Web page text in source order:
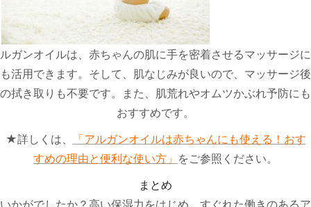
ルガンオイルは、赤ちゃんの肌に手を密着させるマッサージに
も活用できます。そして、肌なじみが良いので、マッサージ後
の拭き取りも不要です。また、肌荒れやオムツかぶれ予防にも
おすすめです。
★詳しくは、
「アルガンオイルは赤ちゃんにも使える！おす
すめの理由と便利な使い方」 をご参照ください。
まとめ
いかがでしたか？高い保湿力をはじめ、すぐれた働きのあるア